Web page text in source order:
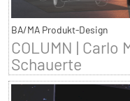
BA/MA Produkt-Design
COLUMN | Carlo
Schauerte